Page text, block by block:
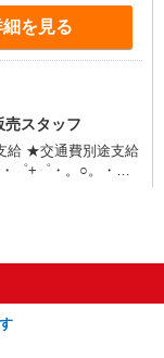
○。・゜+゜
細を見る
売スタッフ
給 ★交通費別途支給
★月2回払
゜・。○。・゜
ルショップ
くなれる携帯販売